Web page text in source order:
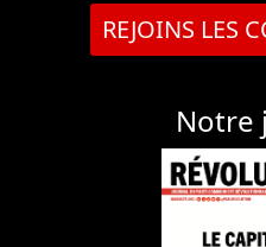
REJOINS LES
Notre